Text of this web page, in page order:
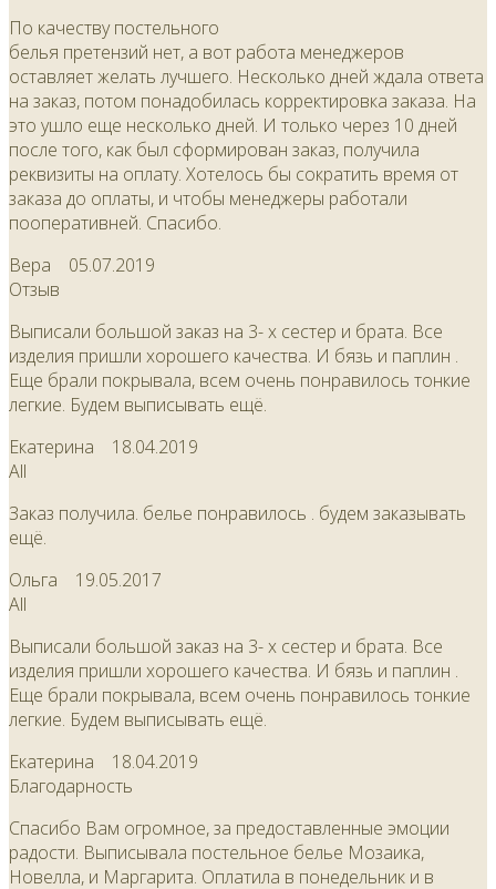
По качеству постельного
белья претензий нет, а вот работа менеджеров
оставляет желать лучшего. Несколько дней ждала ответа
на заказ, потом понадобилась корректировка заказа. На
это ушло еще несколько дней. И только через 10 дней
после того, как был сформирован заказ, получила
реквизиты на оплату. Хотелось бы сократить время от
заказа до оплаты, и чтобы менеджеры работали
пооперативней. Спасибо.
Вера 05.07.2019
Отзыв
Выписали большой заказ на 3- х сестер и брата. Все
изделия пришли хорошего качества. И бязь и паплин .
Еще брали покрывала, всем очень понравилось тонкие
легкие. Будем выписывать ещё.
Екатерина 18.04.2019
All
Заказ получила. белье понравилось . будем заказывать
ещё.
Ольга 19.05.2017
All
Выписали большой заказ на 3- х сестер и брата. Все
изделия пришли хорошего качества. И бязь и паплин .
Еще брали покрывала, всем очень понравилось тонкие
легкие. Будем выписывать ещё.
Екатерина 18.04.2019
Благодарность
Спасибо Вам огромное, за предоставленные эмоции
радости. Выписывала постельное белье Мозаика,
Новелла, и Маргарита. Оплатила в понедельник и в